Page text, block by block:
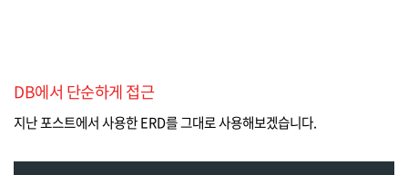
DB에서 단순하게 접근
지난 포스트에서 사용한 ERD를 그대로 사용해보겠습니다.